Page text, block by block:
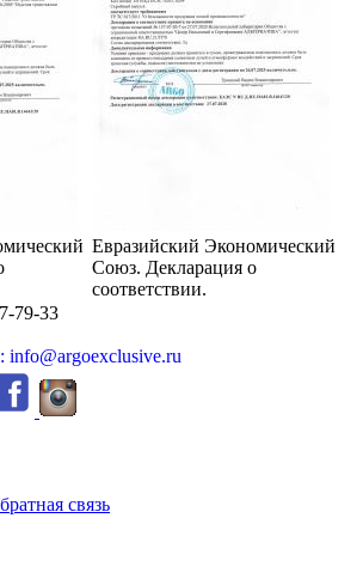
Евразийский Экономический
Союз. Декларация о
соответствии.
79-33
info@argoexclusive.ru
связь